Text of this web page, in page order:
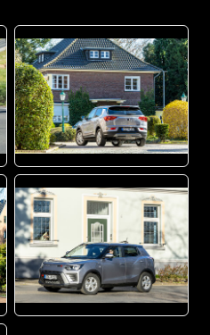
JPG
JPG